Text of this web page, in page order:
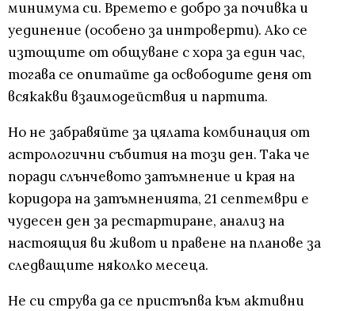
минимума си. Времето е добро за почивка и
уединение (особено за интроверти). Ако се
изтощите от общуване с хора за един час,
тогава се опитайте да освободите деня от
всякакви взаимодействия и партита.
Но не забравяйте за цялата комбинация от
астрологични събития на този ден. Така че
поради слънчевото затъмнение и края на
коридора на затъмненията, 21 септември е
чудесен ден за рестартиране, анализ на
настоящия ви живот и правене на планове за
следващите няколко месеца.
Не си струва да се пристъпва към активни